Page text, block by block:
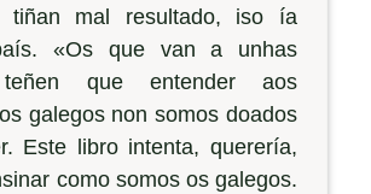
tiñan mal resultado, iso ía
«Os que van a unhas
teñen que entender aos
galegos non somos doados
Este libro intenta, querería,
como somos os galegos.